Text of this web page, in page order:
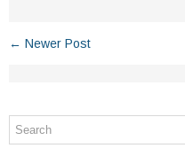
← Newer Post